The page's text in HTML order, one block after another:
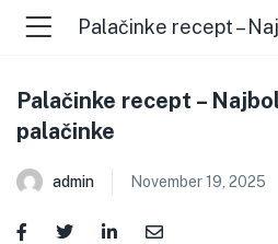
Palačinke recept –
palačinke
admin November 19, 2025